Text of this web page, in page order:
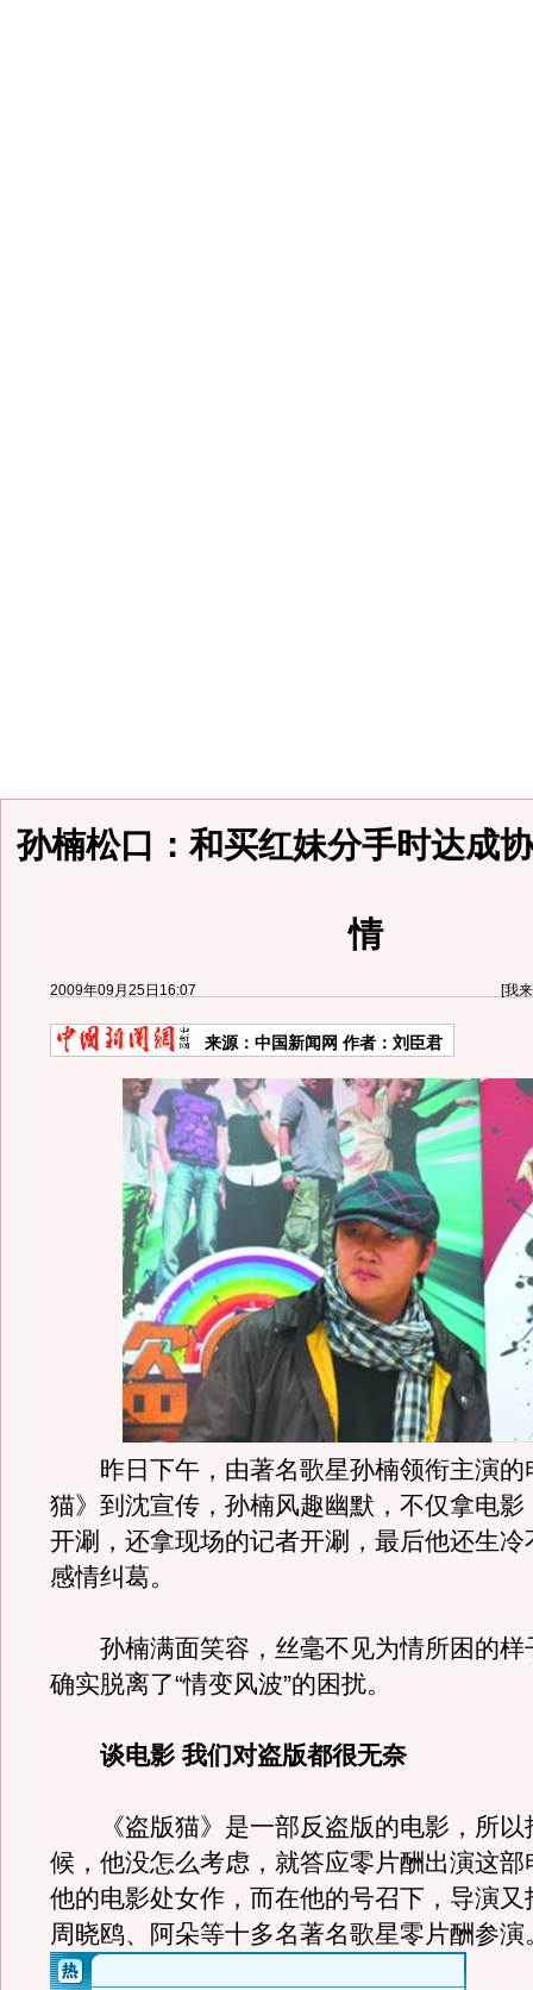
孙楠松口：和买红妹分手时达成
情
2009年09月25日16:07 [我
来源： 中国新闻网 作者：刘臣君
昨日下午，由著名歌星孙楠领衔主演的
猫》到沈宣传，孙楠风趣幽默，不仅拿电影
开涮，还拿现场的记者开涮，最后他还生冷
感情纠葛。
孙楠满面笑容，丝毫不见为情所困的样
确实脱离了“情变风波”的困扰。
谈电影 我们对盗版都很无奈
《盗版猫》是一部反盗版的电影，所以
候，他没怎么考虑，就答应零片酬出演这部
他的电影处女作，而在他的号召下，导演又
周晓鸥、阿朵等十多名著名歌星零片酬参演